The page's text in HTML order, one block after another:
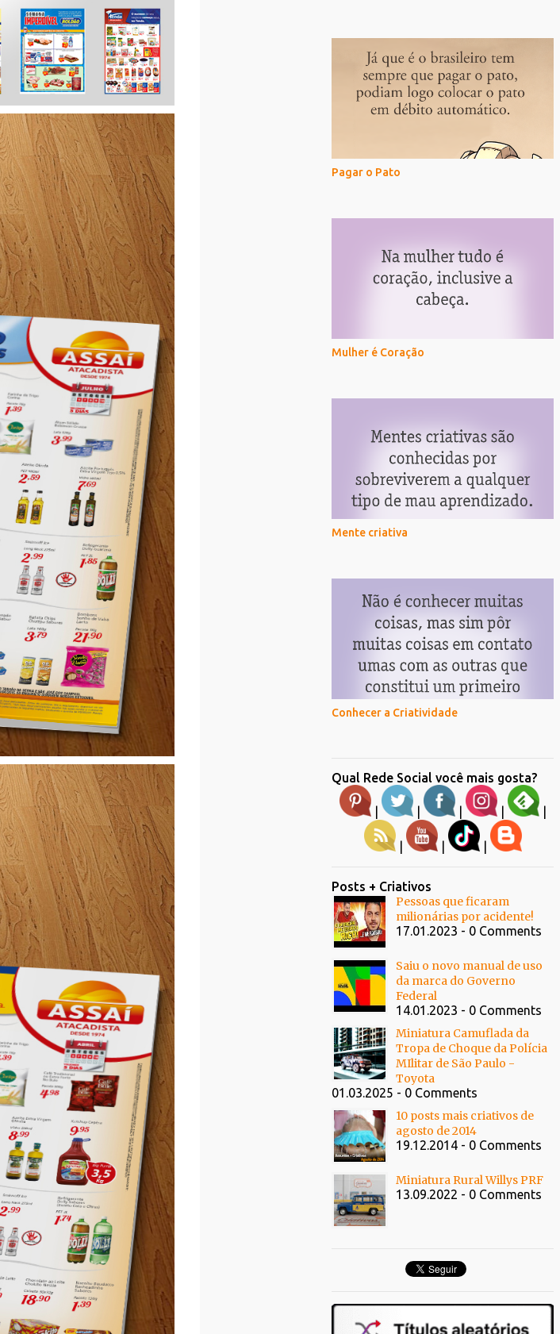
Pagar o Pato
Mulher é Coração
Mente criativa
Conhecer a Criatividade
Qual Rede Social você mais gosta?
| | | | |
| | |
Posts + Criativos
Pessoas que ficaram
milionárias por acidente!
17.01.2023 - 0 Comments
Saiu o novo manual de uso
da marca do Governo
Federal
14.01.2023 - 0 Comments
Miniatura Camuflada da
Tropa de Choque da Polícia
MIlitar de São Paulo -
Toyota
01.03.2025 - 0 Comments
10 posts mais criativos de
agosto de 2014
19.12.2014 - 0 Comments
Miniatura Rural Willys PRF
13.09.2022 - 0 Comments